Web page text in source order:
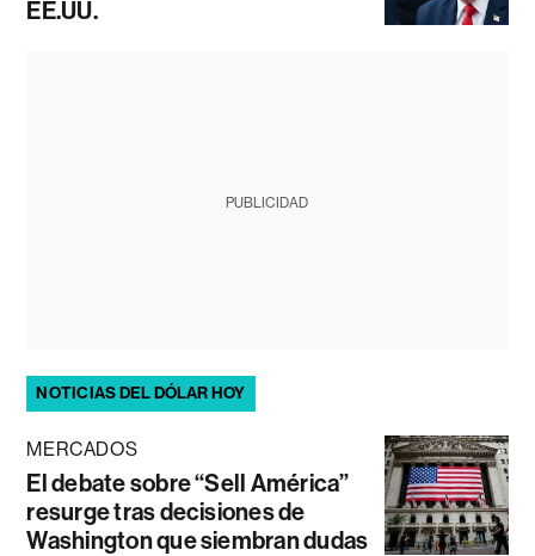
EE.UU.
PUBLICIDAD
NOTICIAS DEL DÓLAR HOY
MERCADOS
El debate sobre “Sell América”
resurge tras decisiones de
Washington que siembran dudas